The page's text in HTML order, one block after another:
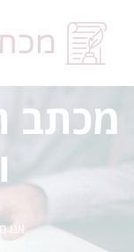
מכתב
אנו